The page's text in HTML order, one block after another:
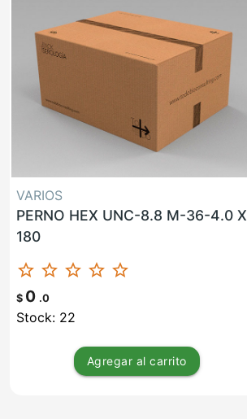
VARIOS
PERNO HEX UNC-8.8 M-36-4.0 X
180
star_border star_border star_border star_border star_border
$ 0 .0
Stock: 22
Agregar al carrito